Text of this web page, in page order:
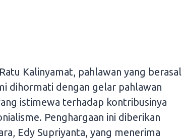
Ratu Kalinyamat, pahlawan yang berasal
dihormati dengan gelar pahlawan
istimewa terhadap kontribusinya
Penghargaan ini diberikan
Edy Supriyanta, yang menerima